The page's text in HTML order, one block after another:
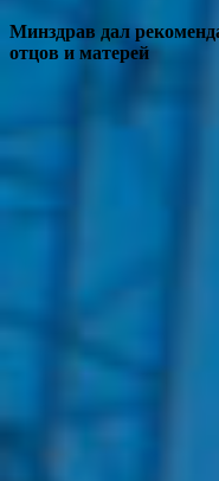
Минздрав дал
отцов и матерей